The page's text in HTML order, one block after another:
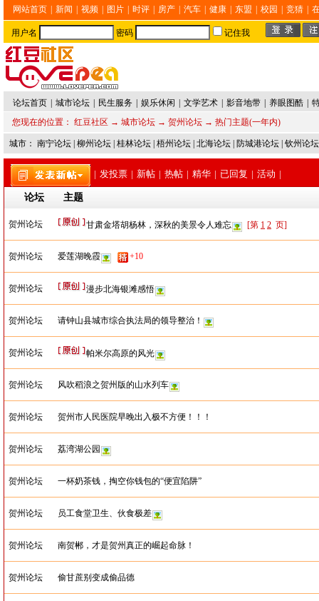
网站首页 新闻 视频 图片 时评 房产 汽车 健康 东盟 校园 竞猜
用户名 密码 记住我
论坛首页 城市论坛 民生服务 娱乐休闲 文学艺术 影音地带 养眼图酷
您现在的位置： 红豆社区 → 城市论坛 → 贺州论坛 → 热门主题(一年内)
城市： 南宁论坛 柳州论坛 桂林论坛 梧州论坛 北海论坛 防城港论坛 钦州论坛
| 发投票 | 新帖 | 热帖 | 精华 | 已回复 | 活动 |
论坛 主题
贺州论坛 甘肃金塔胡杨林，深秋的美景令人难忘 [第 1 2 页]
贺州论坛 爱莲湖晚霞 +10
贺州论坛 漫步北海银滩感悟
贺州论坛 请钟山县城市综合执法局的领导整治！
贺州论坛 帕米尔高原的风光
贺州论坛 风吹稻浪之贺州版的山水列车
贺州论坛 贺州市人民医院早晚出入极不方便！！！
贺州论坛 荔湾湖公园
贺州论坛 一杯奶茶钱，掏空你钱包的“便宜陷阱”
贺州论坛 员工食堂卫生、伙食极差
贺州论坛 南贺郴，才是贺州真正的崛起命脉！
贺州论坛 偷甘蔗别变成偷品德